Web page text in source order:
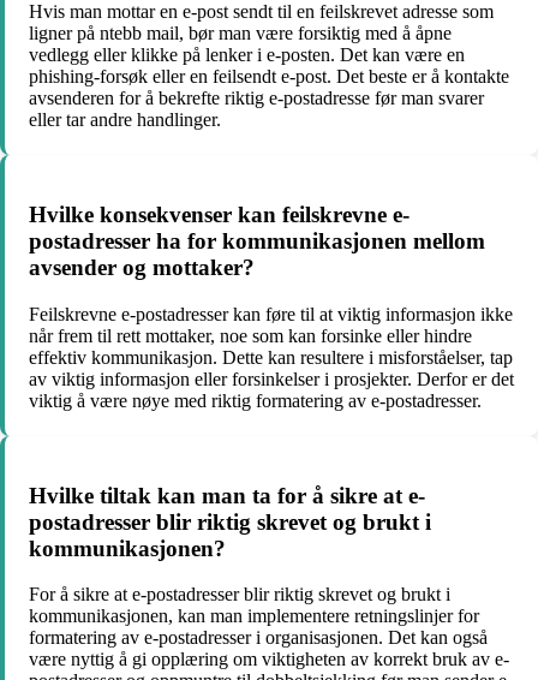
Hvis man mottar en e-post sendt til en feilskrevet adresse som
ligner på ntebb mail, bør man være forsiktig med å åpne
vedlegg eller klikke på lenker i e-posten. Det kan være en
phishing-forsøk eller en feilsendt e-post. Det beste er å kontakte
avsenderen for å bekrefte riktig e-postadresse før man svarer
eller tar andre handlinger.
Hvilke konsekvenser kan feilskrevne e-
postadresser ha for kommunikasjonen mellom
avsender og mottaker?
Feilskrevne e-postadresser kan føre til at viktig informasjon ikke
når frem til rett mottaker, noe som kan forsinke eller hindre
effektiv kommunikasjon. Dette kan resultere i misforståelser, tap
av viktig informasjon eller forsinkelser i prosjekter. Derfor er det
viktig å være nøye med riktig formatering av e-postadresser.
Hvilke tiltak kan man ta for å sikre at e-
postadresser blir riktig skrevet og brukt i
kommunikasjonen?
For å sikre at e-postadresser blir riktig skrevet og brukt i
kommunikasjonen, kan man implementere retningslinjer for
formatering av e-postadresser i organisasjonen. Det kan også
være nyttig å gi opplæring om viktigheten av korrekt bruk av e-